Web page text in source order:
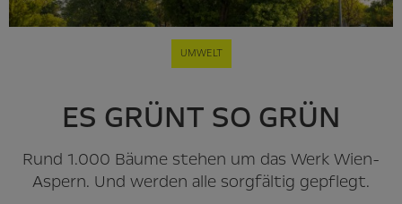
UMWELT
ES GRÜNT SO GRÜN
Rund 1.000 Bäume stehen um das Werk Wien-
Aspern. Und werden alle sorgfältig gepflegt.